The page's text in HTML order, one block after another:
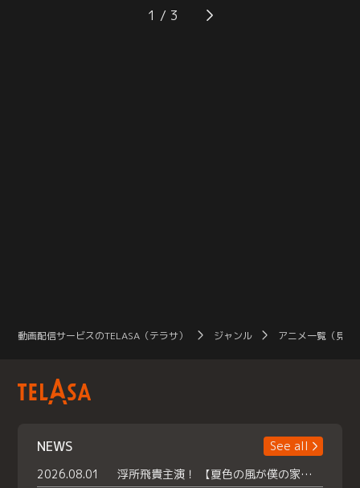
ーティに加入し、1年間の冒険者資
格停止処分を受けることになったジ
軌跡を、本人たちのコメントととも
に振り返る特別編。メンバーの得意
1
動画配信サービスのTELASA（テラサ） ジャンル アニメ一覧（見放
NEWS
See all
2026.08.01
浮所飛貴主演！ 【夏色の風が僕の家にやってきた】 本日よりテラサで独占配信スタート！